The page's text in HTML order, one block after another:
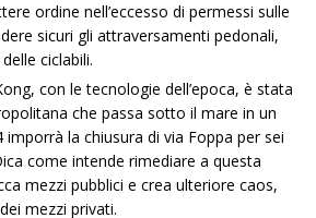
ordine nell’eccesso di permessi sulle
sicuri gli attraversamenti pedonali,
ciclabili.
con le tecnologie dell’epoca, è stata
che passa sotto il mare in un
imporrà la chiusura di via Foppa per sei
come intende rimediare a questa
mezzi pubblici e crea ulteriore caos,
mezzi privati.